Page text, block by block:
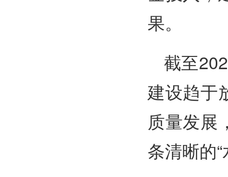
果。
截至
建设趋于
质量发展
条清晰的